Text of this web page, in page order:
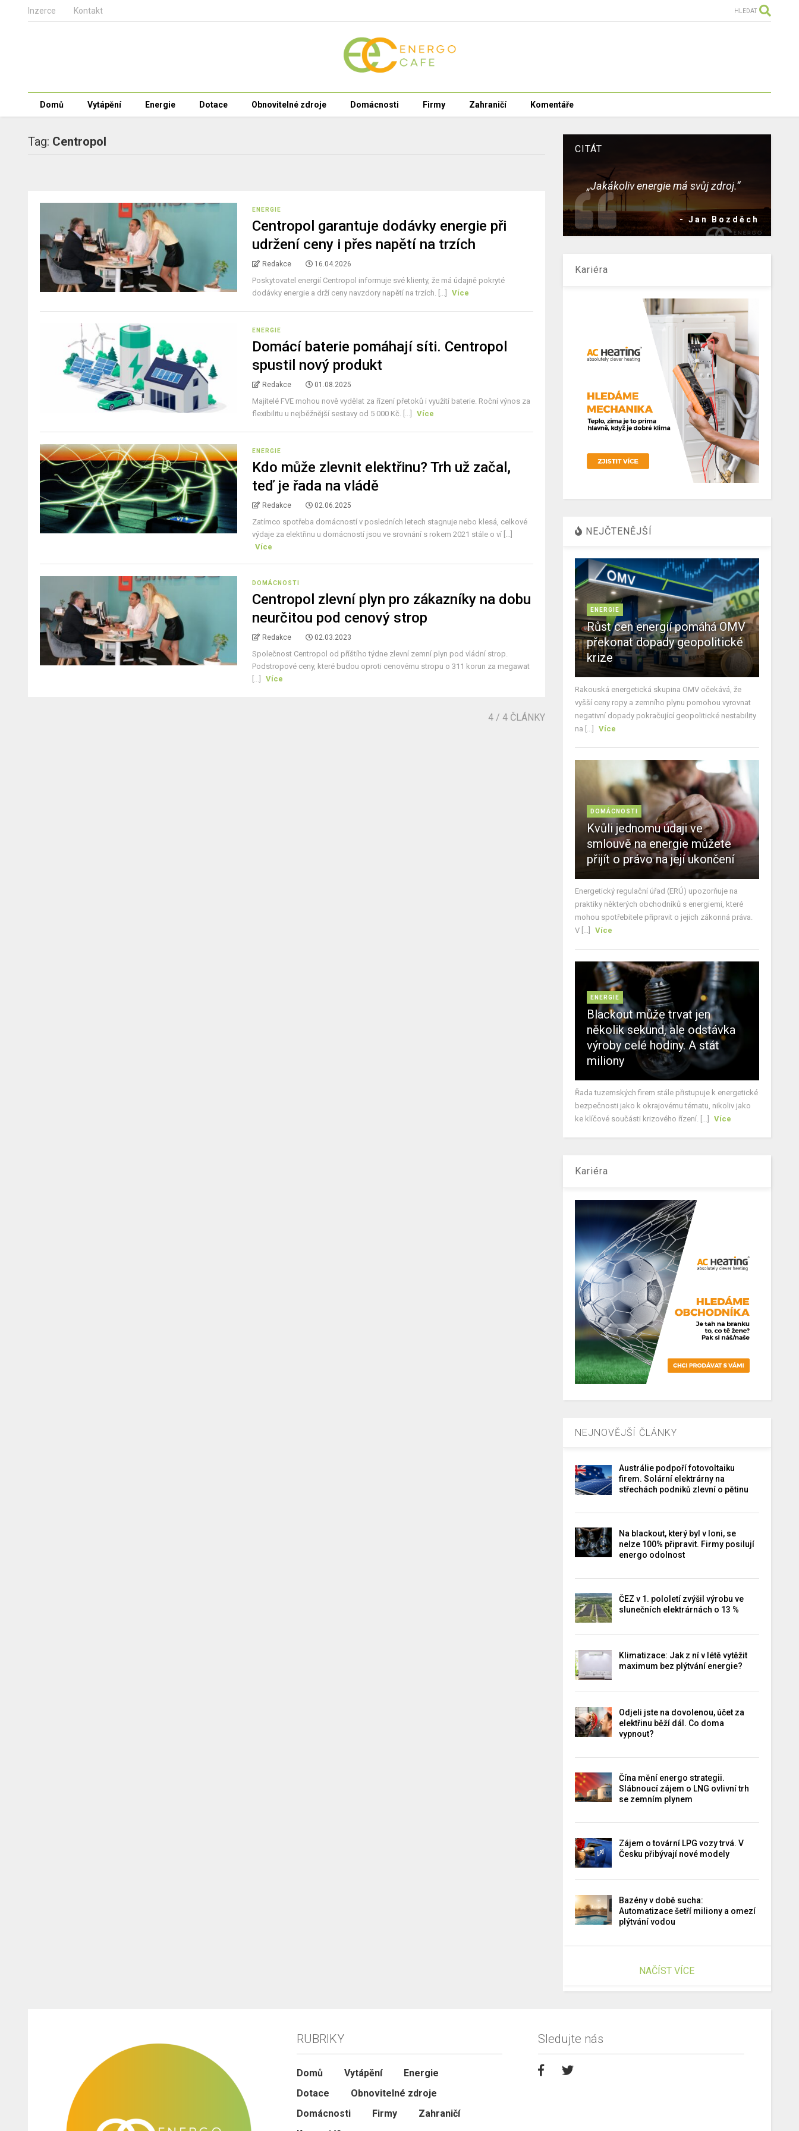
Inzerce Kontakt HLEDAT
Domů Vytápění Energie Dotace Obnovitelné zdroje Domácnosti Firmy Zahraničí Komentáře
Tag: Centropol
ENERGIE
Centropol garantuje dodávky energie při
udržení ceny i přes napětí na trzích
Redakce 16.04.2026
Poskytovatel energií Centropol informuje své klienty, že má údajně pokryté
dodávky energie a drží ceny navzdory napětí na trzích. [...]
Více
ENERGIE
Domácí baterie pomáhají síti. Centropol
spustil nový produkt
Redakce 01.08.2025
Majitelé FVE mohou nově vydělat za řízení přetoků i využití baterie. Roční výnos za
flexibilitu u nejběžnější sestavy od 5 000 Kč. [...]
Více
ENERGIE
Kdo může zlevnit elektřinu? Trh už začal,
teď je řada na vládě
Redakce 02.06.2025
Zatímco spotřeba domácností v posledních letech stagnuje nebo klesá, celkové
výdaje za elektřinu u domácností jsou ve srovnání s rokem 2021 stále o ví [...]
Více
DOMÁCNOSTI
Centropol zlevní plyn pro zákazníky na dobu
neurčitou pod cenový strop
Redakce 02.03.2023
Společnost Centropol od příštího týdne zlevní zemní plyn pod vládní strop.
Podstropové ceny, které budou oproti cenovému stropu o 311 korun za megawat
[...]
Více
4/ 4 ČLÁNKY
CITÁT
„Jakákoliv energie má svůj zdroj.“
- Jan Bozděch
Kariéra
NEJČTENĚJŠÍ
ENERGIE
Růst cen energií pomáhá OMV
překonat dopady geopolitické
krize
Rakouská energetická skupina OMV očekává, že
vyšší ceny ropy a zemního plynu pomohou vyrovnat
negativní dopady pokračující geopolitické nestability
na [...]
Více
DOMÁCNOSTI
Kvůli jednomu údaji ve
smlouvě na energie můžete
přijít o právo na její ukončení
Energetický regulační úřad (ERÚ) upozorňuje na
praktiky některých obchodníků s energiemi, které
mohou spotřebitele připravit o jejich zákonná práva.
V [...]
Více
ENERGIE
Blackout může trvat jen
několik sekund, ale odstávka
výroby celé hodiny. A stát
miliony
Řada tuzemských firem stále přistupuje k energetické
bezpečnosti jako k okrajovému tématu, nikoliv jako
ke klíčové součásti krizového řízení. [...]
Více
Kariéra
NEJNOVĚJŠÍ ČLÁNKY
Austrálie podpoří fotovoltaiku
firem. Solární elektrárny na
střechách podniků zlevní o pětinu
Na blackout, který byl v loni, se
nelze 100% připravit. Firmy posilují
energo odolnost
ČEZ v 1. pololetí zvýšil výrobu ve
slunečních elektrárnách o 13 %
Klimatizace: Jak z ní v létě vytěžit
maximum bez plýtvání energie?
Odjeli jste na dovolenou, účet za
elektřinu běží dál. Co doma
vypnout?
Čína mění energo strategii.
Slábnoucí zájem o LNG ovlivní trh
se zemním plynem
Zájem o tovární LPG vozy trvá. V
Česku přibývají nové modely
Bazény v době sucha:
Automatizace šetří miliony a omezí
plýtvání vodou
NAČÍST VÍCE
RUBRIKY
Domů Vytápění
Energie
Dotace
Obnovitelné zdroje
Domácnosti
Firmy
Zahraničí
Sledujte nás